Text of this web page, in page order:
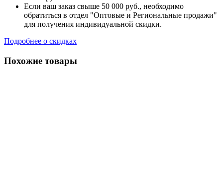
Если ваш заказ свыше 50 000 руб., необходимо
обратиться в отдел "Оптовые и Региональные продажи"
для получения индивидуальной скидки.
Подробнее о скидках
Похожие товары